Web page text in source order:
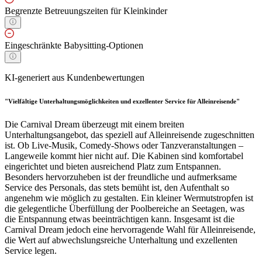
Begrenzte Betreuungszeiten für Kleinkinder
Eingeschränkte Babysitting-Optionen
KI-generiert aus Kundenbewertungen
"Vielfältige Unterhaltungsmöglichkeiten und exzellenter Service für Alleinreisende"
Die Carnival Dream überzeugt mit einem breiten
Unterhaltungsangebot, das speziell auf Alleinreisende zugeschnitten
ist. Ob Live-Musik, Comedy-Shows oder Tanzveranstaltungen –
Langeweile kommt hier nicht auf. Die Kabinen sind komfortabel
eingerichtet und bieten ausreichend Platz zum Entspannen.
Besonders hervorzuheben ist der freundliche und aufmerksame
Service des Personals, das stets bemüht ist, den Aufenthalt so
angenehm wie möglich zu gestalten. Ein kleiner Wermutstropfen ist
die gelegentliche Überfüllung der Poolbereiche an Seetagen, was
die Entspannung etwas beeinträchtigen kann. Insgesamt ist die
Carnival Dream jedoch eine hervorragende Wahl für Alleinreisende,
die Wert auf abwechslungsreiche Unterhaltung und exzellenten
Service legen.